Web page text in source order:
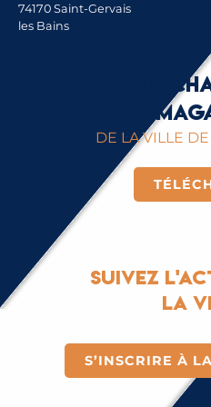
74170 Saint-Gervais
les Bains
DE LA VILLE
Suivez
la
S’INSCRIRE À